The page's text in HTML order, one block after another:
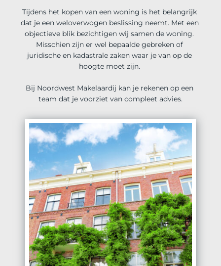
Tijdens het kopen van een woning is het belangrijk
dat je een weloverwogen beslissing neemt. Met een
objectieve blik bezichtigen wij samen de woning.
Misschien zijn er wel bepaalde gebreken of
juridische en kadastrale zaken waar je van op de
hoogte moet zijn.
Bij Noordwest Makelaardij kan je rekenen op een
team dat je voorziet van compleet advies.